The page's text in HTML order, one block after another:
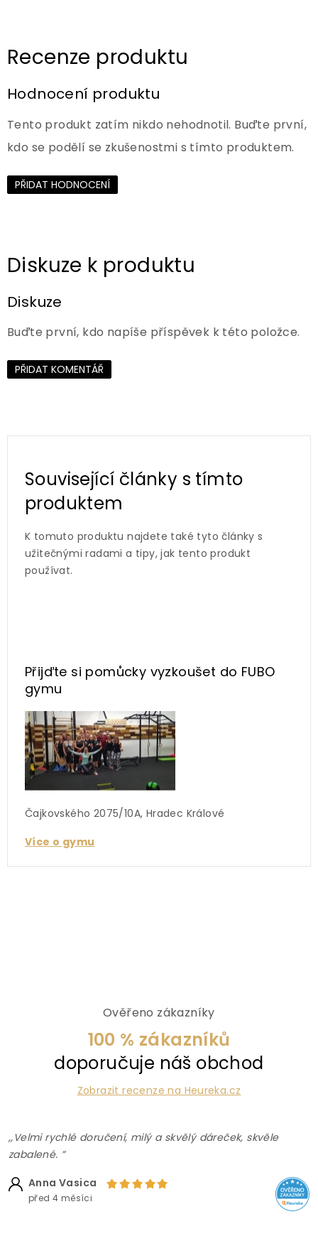
Hodnocení produktu
Tento produkt zatím nikdo nehodnotil. Buďte první,
kdo se podělí se zkušenostmi s tímto produktem.
PŘIDAT HODNOCENÍ
Diskuze
Buďte první, kdo napíše příspěvek k této položce.
PŘIDAT KOMENTÁŘ
Související články s tímto
produktem
K tomuto produktu najdete také tyto články s
užitečnými radami a tipy, jak tento produkt
používat.
Přijďte si pomůcky vyzkoušet do FUBO
gymu
Čajkovského 2075/10A, Hradec Králové
Více o gymu
Ověřeno zákazníky
100 % zákazníků
doporučuje náš obchod
Zobrazit recenze na Heureka.cz
,,Velmi rychlé doručení, milý a skvělý dáreček, skvěle
zabalené. ”
Anna Vasica
před 4 měsíci